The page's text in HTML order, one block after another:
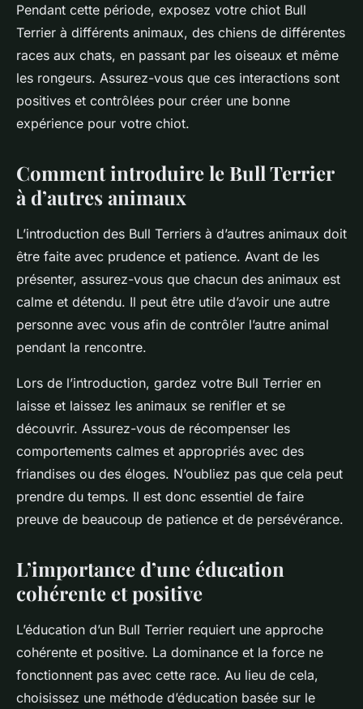
Pendant cette période, exposez votre chiot Bull
Terrier à différents animaux, des chiens de différentes
races aux chats, en passant par les oiseaux et même
les rongeurs. Assurez-vous que ces interactions sont
positives et contrôlées pour créer une bonne
expérience pour votre chiot.
Comment introduire le Bull Terrier
à d’autres animaux
L’introduction des Bull Terriers à d’autres animaux doit
être faite avec prudence et patience. Avant de les
présenter, assurez-vous que chacun des animaux est
calme et détendu. Il peut être utile d’avoir une autre
personne avec vous afin de contrôler l’autre animal
pendant la rencontre.
Lors de l’introduction, gardez votre Bull Terrier en
laisse et laissez les animaux se renifler et se
découvrir. Assurez-vous de récompenser les
comportements calmes et appropriés avec des
friandises ou des éloges. N’oubliez pas que cela peut
prendre du temps. Il est donc essentiel de faire
preuve de beaucoup de patience et de persévérance.
L’importance d’une éducation
cohérente et positive
L’éducation d’un Bull Terrier requiert une approche
cohérente et positive. La dominance et la force ne
fonctionnent pas avec cette race. Au lieu de cela,
choisissez une méthode d’éducation basée sur le